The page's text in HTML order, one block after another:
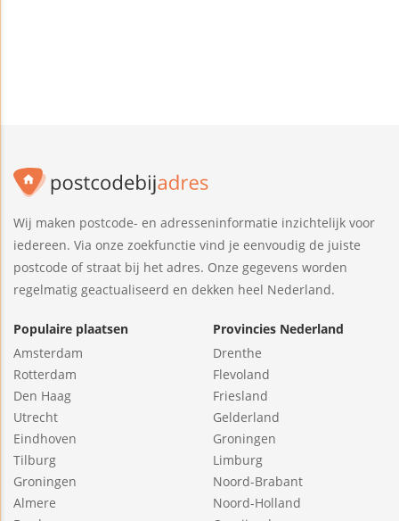
Wij maken postcode- en adresseninformatie inzichtelijk voor
iedereen. Via onze zoekfunctie vind je eenvoudig de juiste
postcode of straat bij het adres. Onze gegevens worden
regelmatig geactualiseerd en dekken heel Nederland.
Populaire plaatsen
Amsterdam
Rotterdam
Den Haag
Utrecht
Eindhoven
Tilburg
Groningen
Almere
Provincies Nederland
Drenthe
Flevoland
Friesland
Gelderland
Groningen
Limburg
Noord-Brabant
Noord-Holland